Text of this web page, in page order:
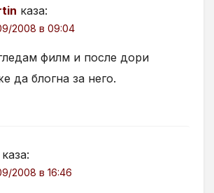
каза:
2008 в 09:04
филм и после дори
да блогна за него.
каза:
2008 в 16:46